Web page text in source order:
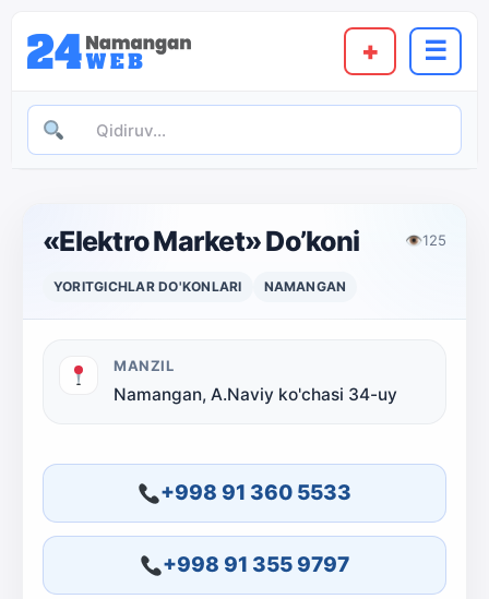
+ ☰
«Elektro Market» Do’koni 👁125
YORITGICHLAR DO'KONLARI NAMANGAN
MANZIL
Namangan, A.Naviy ko'chasi 34-uy
+998 91 360 5533
+998 91 355 9797